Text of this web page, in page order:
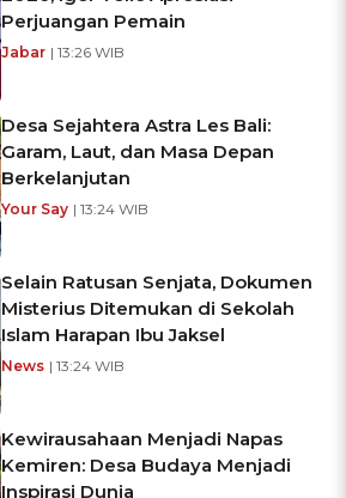
Perjuangan Pemain
Jabar | 13:26 WIB
Desa Sejahtera Astra Les Bali:
Garam, Laut, dan Masa Depan
Berkelanjutan
Your Say | 13:24 WIB
Selain Ratusan Senjata, Dokumen
Misterius Ditemukan di Sekolah
Islam Harapan Ibu Jaksel
News | 13:24 WIB
Kewirausahaan Menjadi Napas
Kemiren: Desa Budaya Menjadi
Inspirasi Dunia